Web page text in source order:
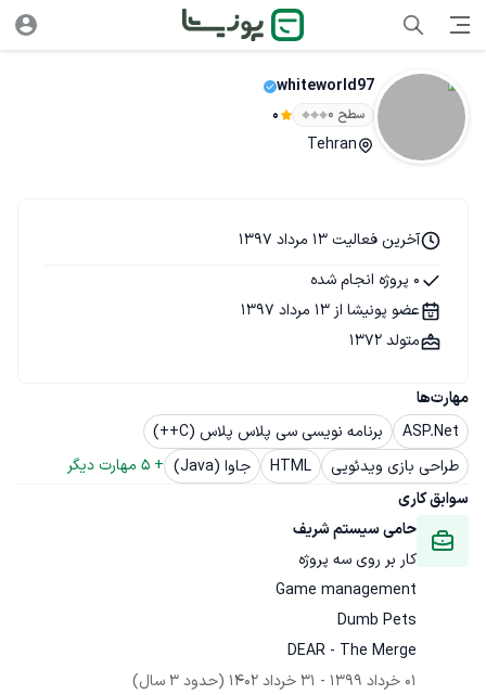
whiteworld97
سطح ۰ 0
Tehran
مهارت‌ها
ASP.Net
برنامه نویسی سی پلاس پلاس (C++)
طراحی بازی ویدئویی
HTML جاوا (Java) +
5 مهارت دیگر
سوابق کاری
حامی سیستم شریف
DEAR - The Merge
01 خرداد 1399
- 31 خرداد 1402
(حدود 3 سال)
آخرین فعالیت 13 مرداد 1397
0 پروژه انجام شده
عضو پونیشا از 13 مرداد 1397
متولد 1372